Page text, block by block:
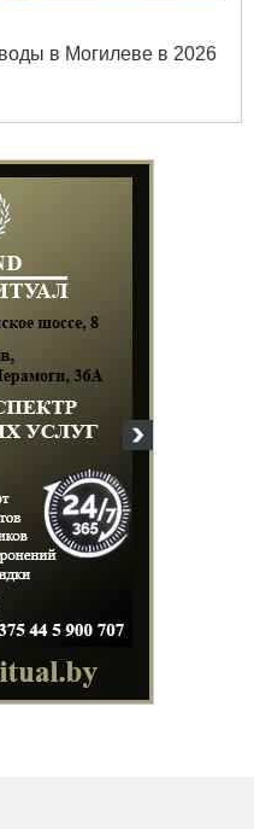
в Могилеве в 2026